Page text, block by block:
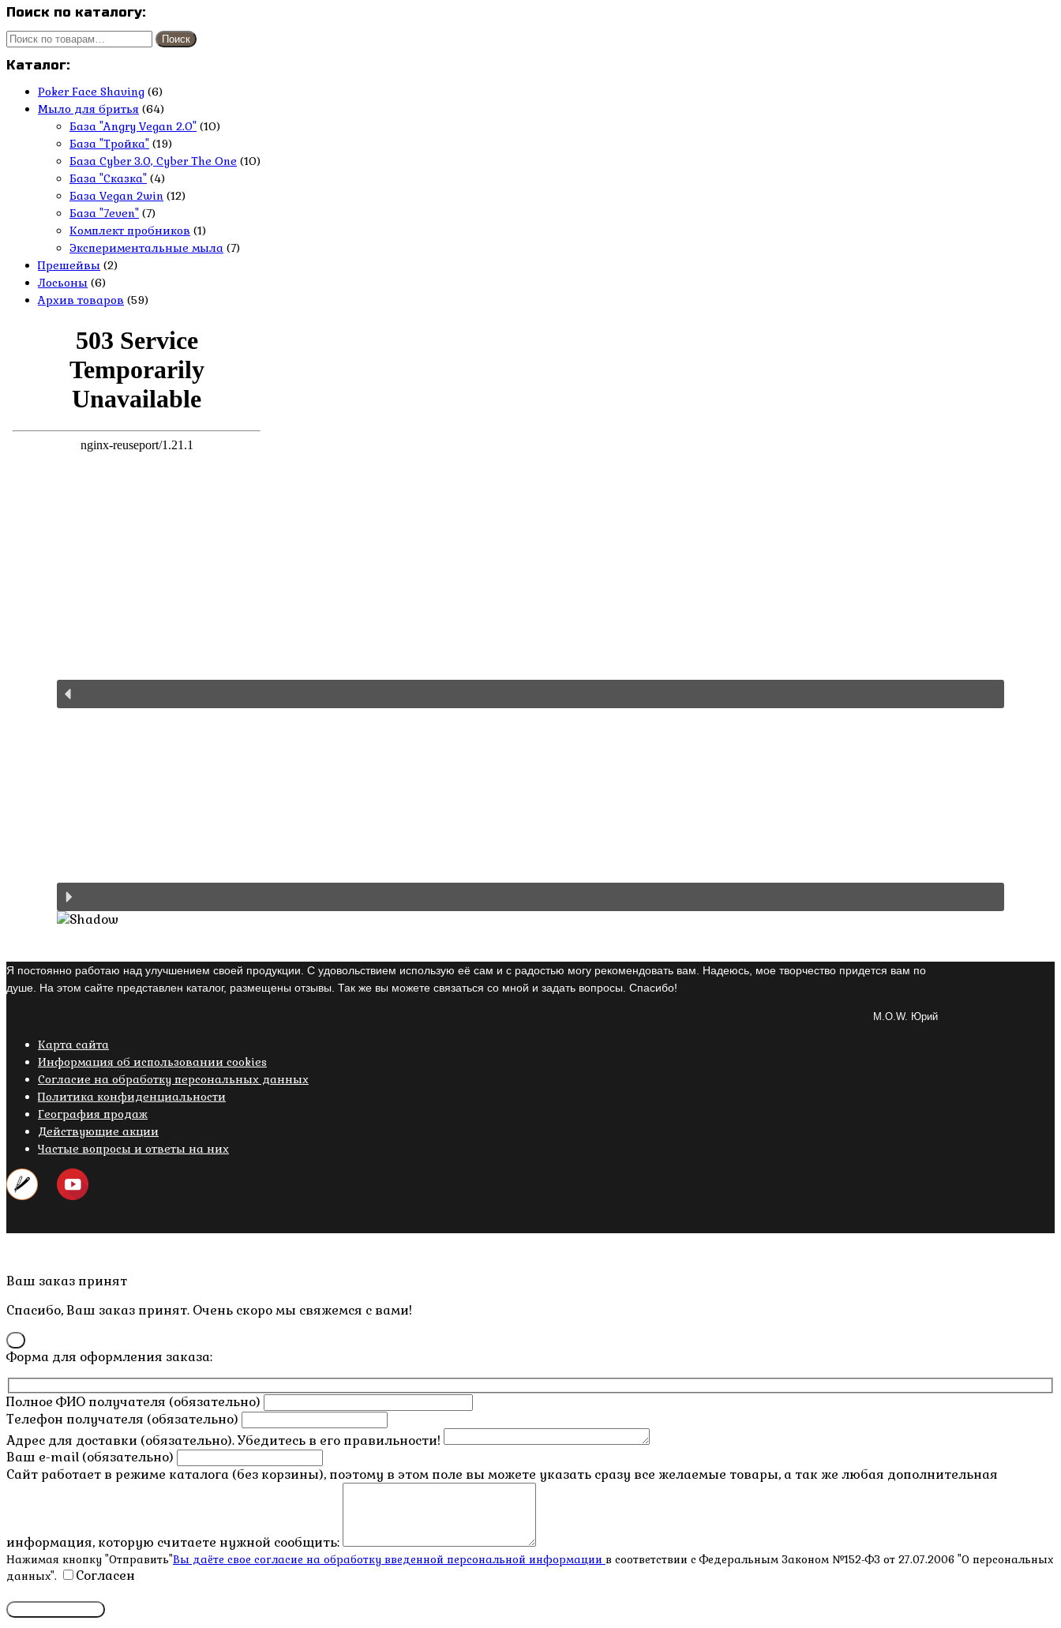
Поиск по каталогу:
Искать: Поиск
Каталог:
Poker Face Shaving (6)
Мыло для бритья (64)
База "Angry Vegan 2.0" (10)
База "Тройка" (19)
База Cyber 3.0, Cyber The One (10)
База "Сказка" (4)
База Vegan 2win (12)
База "7even" (7)
Комплект пробников (1)
Экспериментальные мыла (7)
Прешейвы (2)
Лосьоны (6)
Архив товаров (59)
Я постоянно работаю над улучшением своей продукции. С удовольствием использую её сам и с радостью могу рекомендовать вам. Надеюсь, мое творчество придется вам по
душе. На этом сайте представлен каталог, размещены отзывы. Так же вы можете связаться со мной и задать вопросы. Спасибо!
M.O.W. Юрий
Карта сайта
Информация об использовании cookies
Cогласие на обработку персональных данных
Политика конфиденциальности
География продаж
Действующие акции
Частые вопросы и ответы на них
Пролистать
Ваш заказ принят
Спасибо, Ваш заказ принят. Очень скоро мы свяжемся с вами!
Форма для оформления заказа:
Полное ФИО получателя (обязательно)
Телефон получателя (обязательно)
Адрес для доставки (обязательно). Убедитесь в его правильности!
Ваш e-mail (обязательно)
Сайт работает в режиме каталога (без корзины), поэтому в этом поле вы можете указать сразу все желаемые товары, а так же любая дополнительная
информация, которую считаете нужной сообщить:
Нажимая кнопку "Отправить"Вы даёте свое согласие на обработку введенной персональной информации в соответствии с Федеральным Законом №152-ФЗ от 27.07.2006 "О персональных
данных".
Согласен